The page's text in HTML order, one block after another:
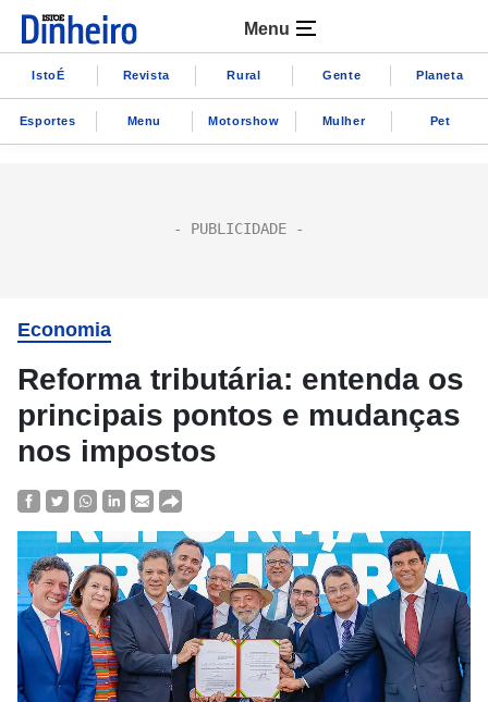
Menu
IstoÉ Revista Rural Gente Planeta
Esportes Menu Motorshow Mulher Pet
Economia
Reforma tributária: entenda os
principais pontos e mudanças
nos impostos